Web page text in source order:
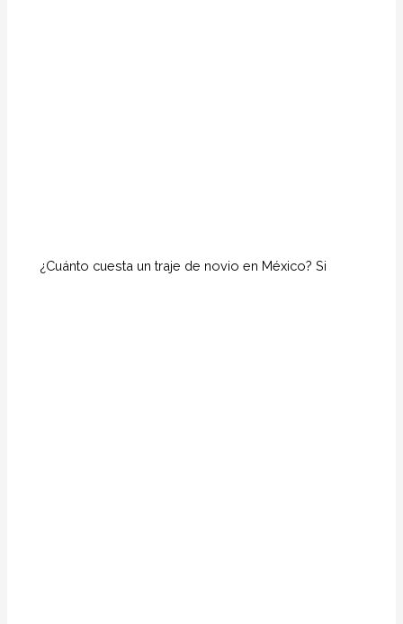
¿Cuánto cuesta un traje de novio en México? Si